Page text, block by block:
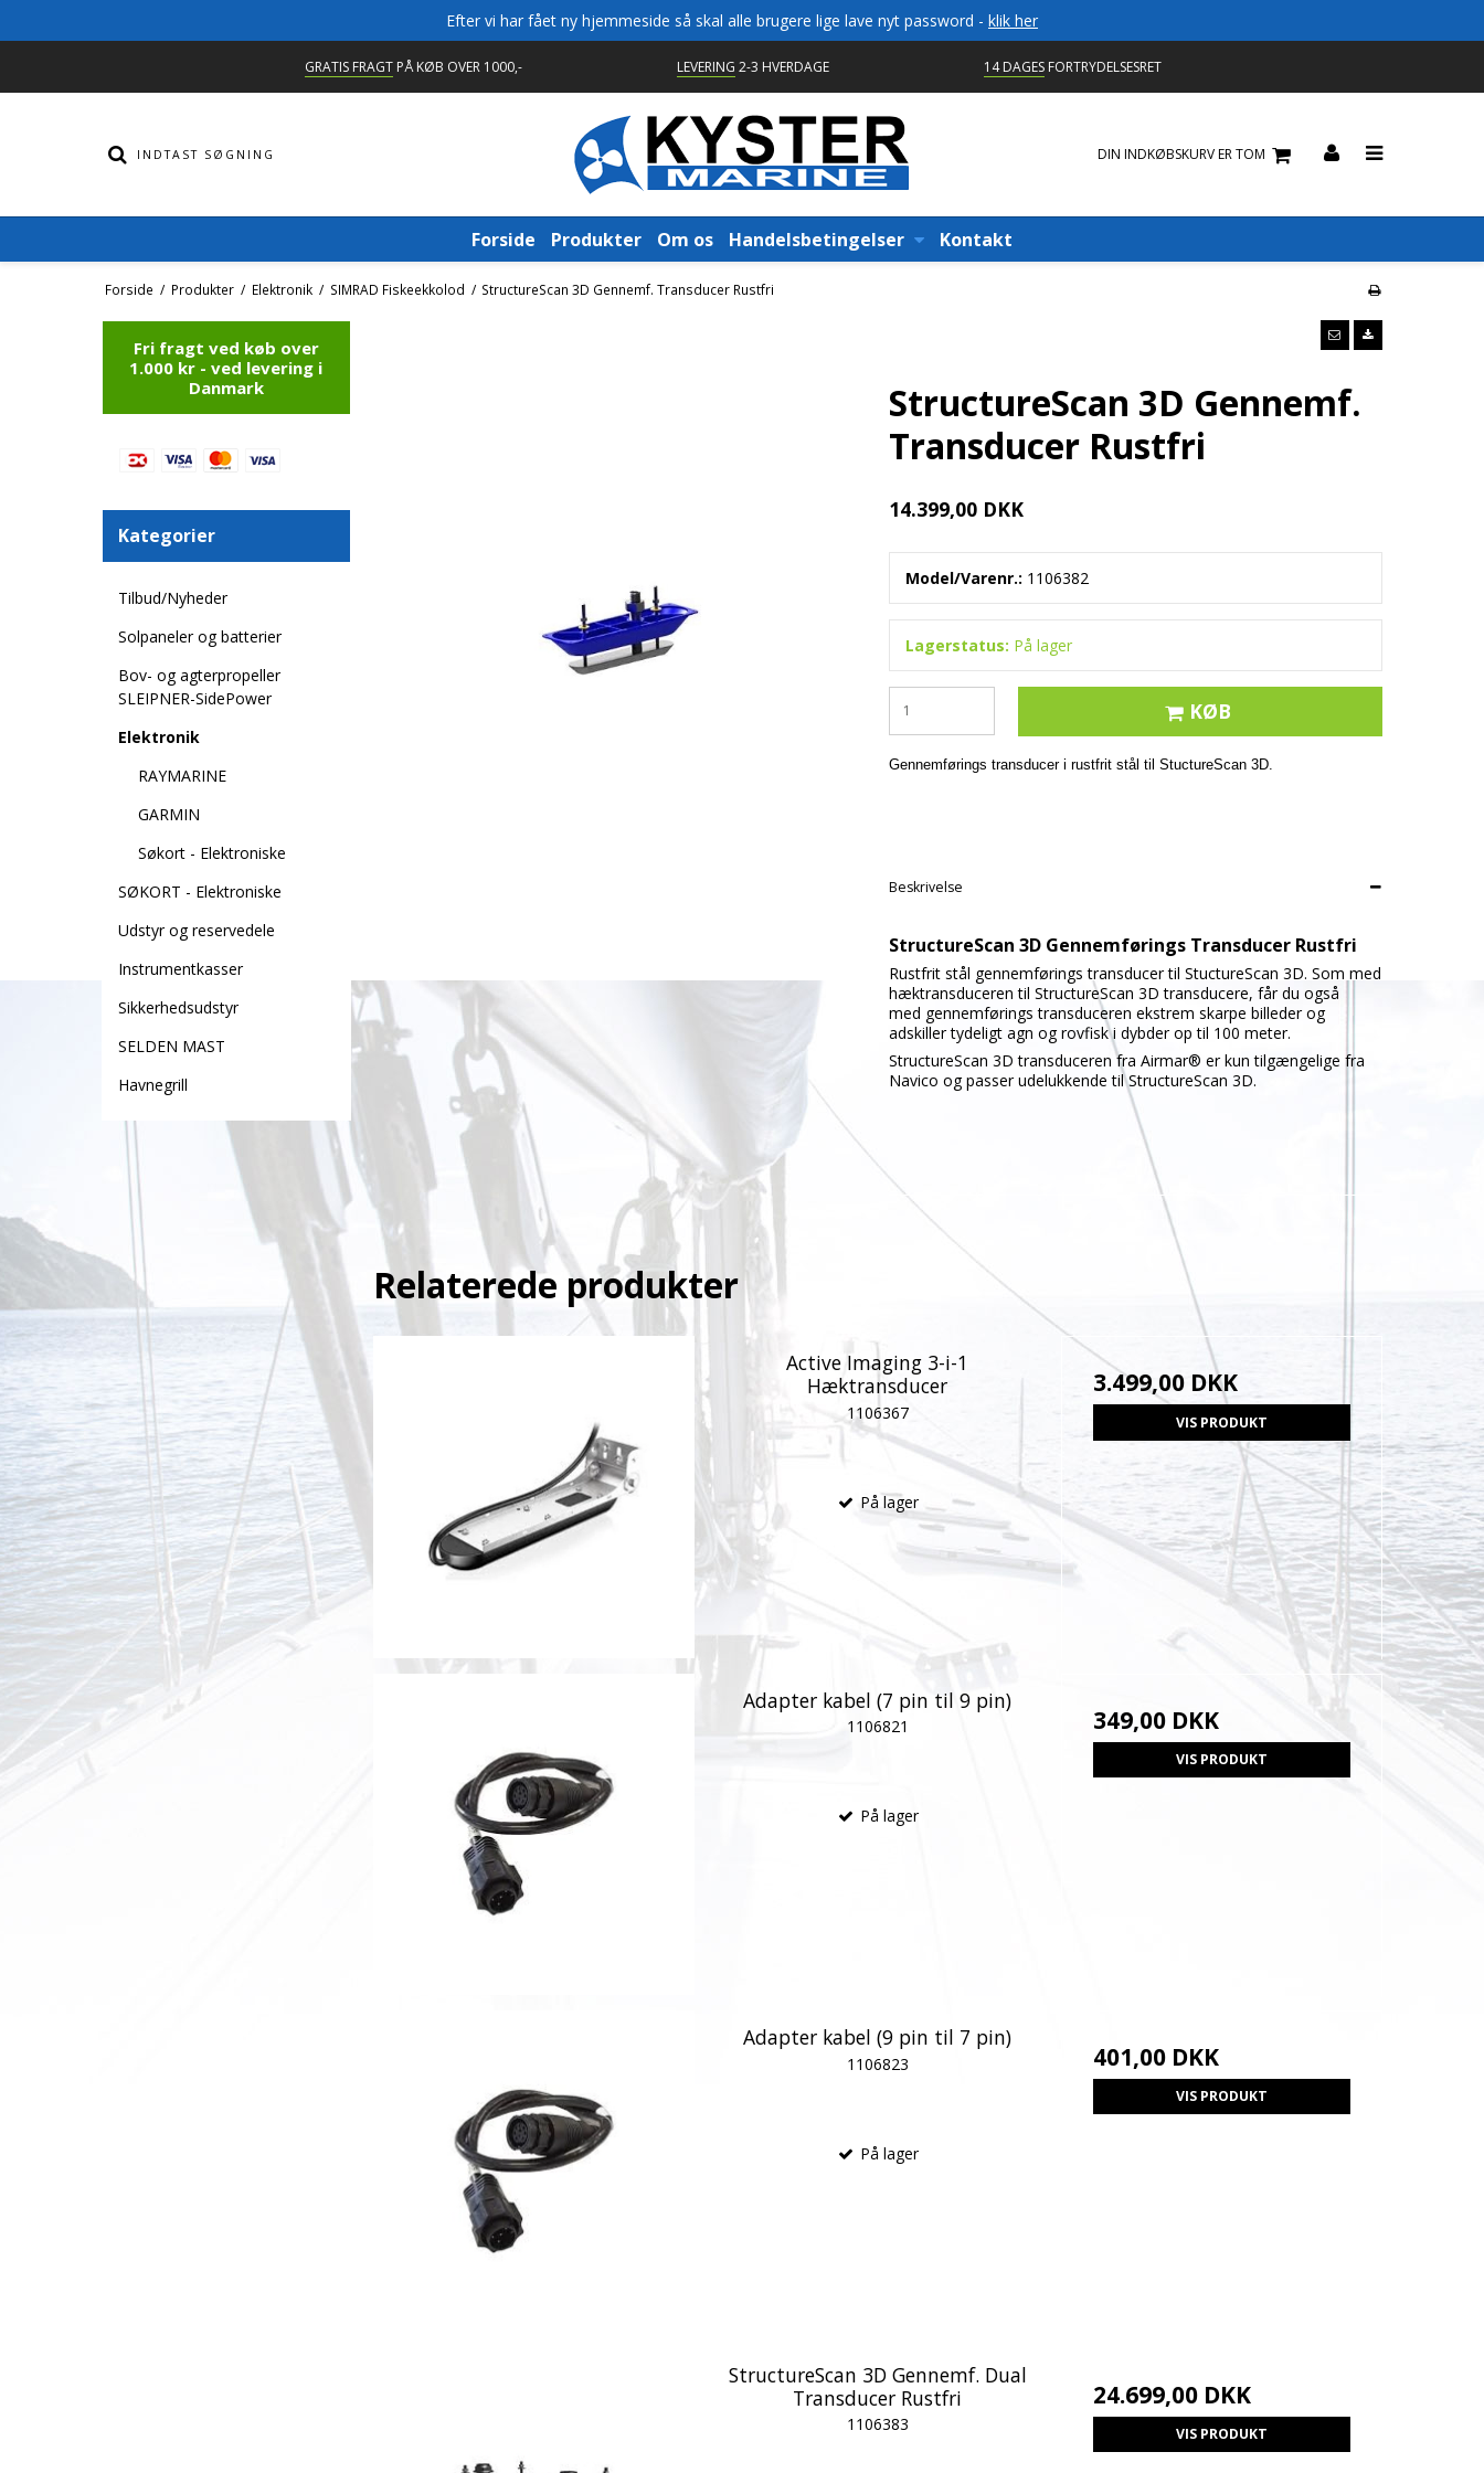
Efter vi har fået ny hjemmeside så skal alle brugere lige lave nyt password - klik her
GRATIS FRAGTPÅ KØB OVER 1000,- LEVERING 2-3 HVERDAGE 14 DAGESFORTRYDELSESRET
DIN INDKØBSKURV ER TOM
Forside Produkter Om os Handelsbetingelser Kontakt
Forside / Produkter / Elektronik / SIMRAD Fiskeekkolod / StructureScan 3D Gennemf. Transducer Rustfri
Fri fragt ved køb over
1.000 kr - ved levering i
Danmark
Kategorier
Tilbud/Nyheder
Solpaneler og batterier
Bov- og agterpropeller
SLEIPNER-SidePower
Elektronik
RAYMARINE
GARMIN
Søkort - Elektroniske
SØKORT - Elektroniske
Udstyr og reservedele
Instrumentkasser
Sikkerhedsudstyr
SELDEN MAST
Havnegrill
StructureScan 3D Gennemf.
Transducer Rustfri
14.399,00 DKK
Model/Varenr.: 1106382
Lagerstatus: På lager
KØB
Gennemførings transducer i rustfrit stål til StuctureScan 3D.
Beskrivelse
StructureScan 3D Gennemførings Transducer Rustfri
Rustfrit stål gennemførings transducer til StuctureScan 3D. Som med
hæktransduceren til StructureScan 3D transducere, får du også
med gennemførings transduceren ekstrem skarpe billeder og
adskiller tydeligt agn og rovfisk i dybder op til 100 meter.
StructureScan 3D transduceren fra Airmar® er kun tilgængelige fra
Navico og passer udelukkende til StructureScan 3D.
Relaterede produkter
Active Imaging 3-i-1
Hæktransducer
1106367
På lager
3.499,00 DKK
VIS PRODUKT
Adapter kabel (7 pin til 9 pin)
1106821
På lager
349,00 DKK
VIS PRODUKT
Adapter kabel (9 pin til 7 pin)
1106823
På lager
401,00 DKK
VIS PRODUKT
StructureScan 3D Gennemf. Dual
Transducer Rustfri
1106383
24.699,00 DKK
VIS PRODUKT